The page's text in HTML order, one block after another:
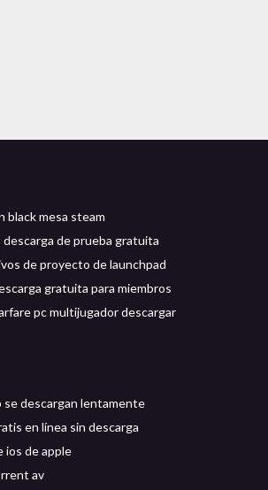
black mesa steam
de prueba gratuita
de proyecto de launchpad
gratuita para miembros
pc multijugador descargar
se descargan lentamente
en línea sin descarga
ios de apple
av